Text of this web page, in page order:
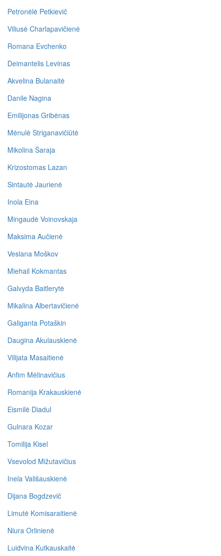
Petronėlė Petkievič
Viliusė Charlapavičienė
Romana Evchenko
Deimantelis Levinas
Akvelina Bulanaitė
Danile Nagina
Emilijonas Gribėnas
Mėnulė Striganavičiūtė
Mikolina Šaraja
Krizostomas Lazan
Sintautė Jaurienė
Inola Eina
Mingaudė Voinovskaja
Maksima Aučienė
Veslana Moškov
Miehail Kokmantas
Galvyda Baitlerytė
Mikalina Albertavičienė
Galiganta Potaškin
Daugina Akulauskienė
Vilijata Masaitienė
Anfim Mėlinavičius
Romanija Krakauskienė
Eismilė Diadul
Gulnara Kozar
Tomilija Kisel
Vsevolod Mižutavičius
Inela Vališauskienė
Dijana Bogdzevič
Limutė Komisaraitienė
Niura Orlinienė
Luidvina Kutkauskaitė